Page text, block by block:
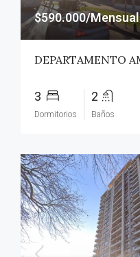
$590.000/Mensual
3
Dormitorios
2
Baños